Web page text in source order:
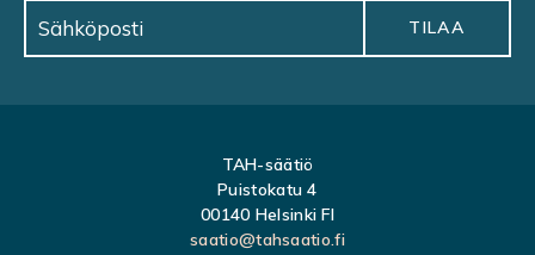
TAH-säätiö
Puistokatu 4
00140 Helsinki FI
saatio@tahsaatio.fi